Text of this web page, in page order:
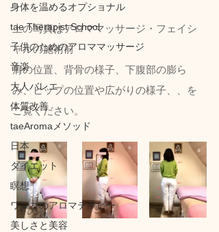
身体を温めるオプショナル
tae Therapist School
子供のためのアロママッサージ
音楽
大人バレエ
体質改善
taeAromaメソッド
日本
ダイエット
瞑想
ワンコのアロマテラピー
美しさと美容
上の写真はアロママッサージ・フェイシ
ャルの施術前
肩の位置、背骨の様子、下腹部の膨ら
み、ヒップの位置や広がりの様子、、を
ご覧ください。